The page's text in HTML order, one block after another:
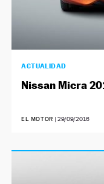
ACTUALIDAD
Nissan Micra
EL MOTOR | 29/09/2016